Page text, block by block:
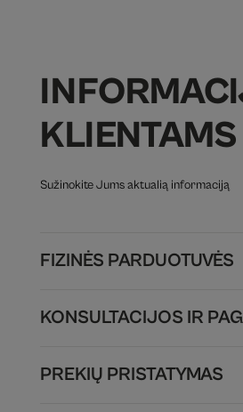
KLIENTAMS
Sužinokite Jums aktualią informaciją
FIZINĖS PARDUOTUVĖS
KONSULTACIJOS IR
PREKIŲ PRISTATYMAS